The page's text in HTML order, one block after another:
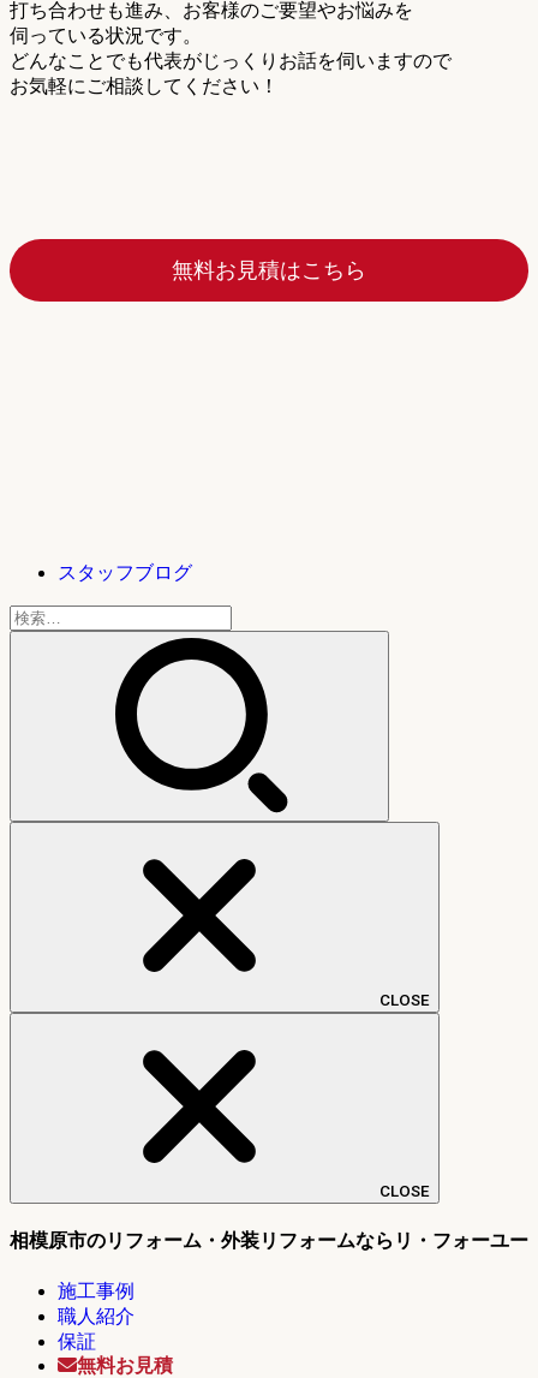
打ち合わせも進み、お客様のご要望やお悩みを
伺っている状況です。
どんなことでも代表がじっくりお話を伺いますので
お気軽にご相談してください！
無料お見積はこちら
スタッフブログ
検
索:
CLOSE
CLOSE
相模原市のリフォーム・外装リフォームならリ・フォーユー
施工事例
職人紹介
保証
無料お見積